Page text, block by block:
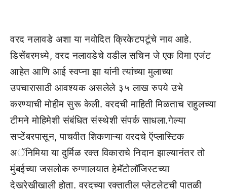
वरद नलावडे अशा या नवोदित क्रिकेटपटूंचे नाव आहे.
डिसेंबरमध्ये, वरद नलावडेचे वडील सचिन जे एक विमा एजंट
आहेत आणि आई स्वप्ना झा यांनी त्यांच्या मुलाच्या
उपचारासाठी आवश्यक असलेले ३५ लाख रुपये उभे
करण्याची मोहीम सुरू केली. वरदची माहिती मिळताच राहुलच्या
टीमने मोहिमेशी संबंधित संस्थेशी संपर्क साधला.गेल्या
सप्टेंबरपासून, पाचवीत शिकणाऱ्या वरदचे ऍप्लास्टिक
अॅनिमिया या दुर्मिळ रक्त विकाराचे निदान झाल्यानंतर तो
मुंबईच्या जसलोक रुग्णालयात हेमॅटोलॉजिस्टच्या
देखरेखीखाली होता. वरदच्या रक्तातील प्लेटलेटची पातळी